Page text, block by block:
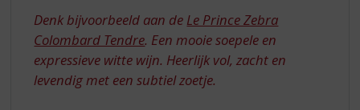
Denk bijvoorbeeld aan de Le Prince Zebra
Colombard Tendre. Een mooie soepele en
expressieve witte wijn. Heerlijk vol, zacht en
levendig met een subtiel zoetje.